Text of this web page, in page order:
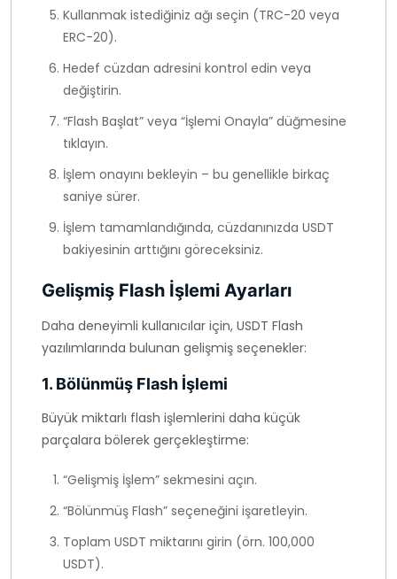
Kullanmak istediğiniz ağı seçin (TRC-20 veya
ERC-20).
Hedef cüzdan adresini kontrol edin veya
değiştirin.
“Flash Başlat” veya “İşlemi Onayla” düğmesine
tıklayın.
İşlem onayını bekleyin – bu genellikle birkaç
saniye sürer.
İşlem tamamlandığında, cüzdanınızda USDT
bakiyesinin arttığını göreceksiniz.
Gelişmiş Flash İşlemi Ayarları
Daha deneyimli kullanıcılar için, USDT Flash
yazılımlarında bulunan gelişmiş seçenekler:
1. Bölünmüş Flash İşlemi
Büyük miktarlı flash işlemlerini daha küçük
parçalara bölerek gerçekleştirme:
“Gelişmiş İşlem” sekmesini açın.
“Bölünmüş Flash” seçeneğini işaretleyin.
Toplam USDT miktarını girin (örn. 100,000
USDT).